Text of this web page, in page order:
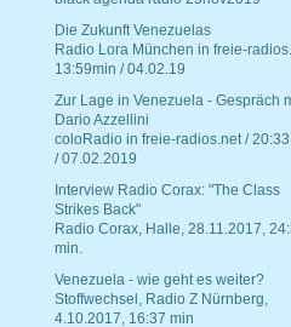
Die Zukunft Venezuelas
Radio Lora München in freie-
13:59min / 04.02.19
Zur Lage in Venezuela - Gespräch
Dario Azzellini
coloRadio in freie-radios.net / 20:33
/ 07.02.2019
Interview Radio Corax: "The Class
Strikes Back"
Radio Corax, Halle, 28.11.2017,
min.
Venezuela - wie geht es weiter?
Stoffwechsel, Radio Z Nürnberg,
4.10.2017, 16:37 min